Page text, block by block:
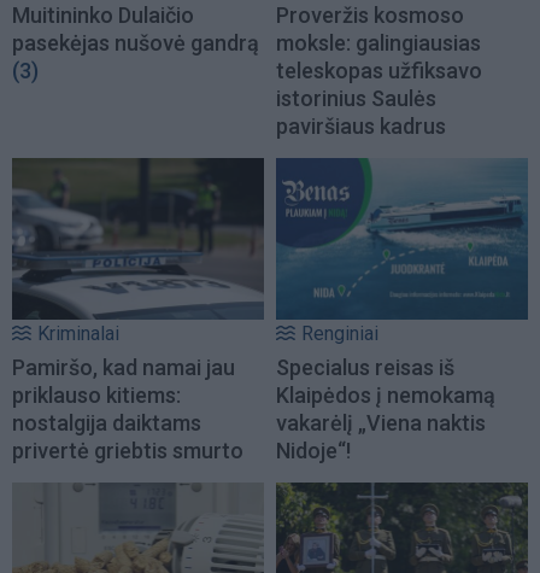
Muitininko Dulaičio
pasekėjas nušovė gandrą
(3)
Proveržis kosmoso
moksle: galingiausias
teleskopas užfiksavo
istorinius Saulės
paviršiaus kadrus
Kriminalai
Pamiršo, kad namai jau
priklauso kitiems:
nostalgija daiktams
privertė griebtis smurto
Renginiai
Specialus reisas iš
Klaipėdos į nemokamą
vakarėlį „Viena naktis
Nidoje“!